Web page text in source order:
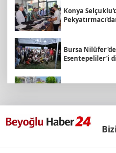
Konya
Bursa
Esentepeliler’i
Sakarya